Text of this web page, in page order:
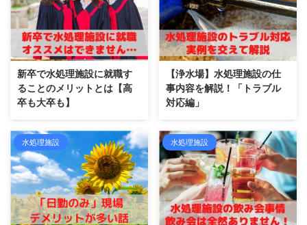
新卒で水処理施設に就職す
ることのメリットとは【高
卒も大卒も】
【浄水場】水処理施設の仕
事内容を解説！「トラブル
対応編」
水処理施設 水処理施設